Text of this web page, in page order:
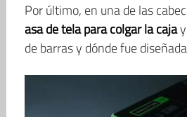
Por último, en una de las
asa de tela para colgar la cajay
de barras y dónde fue